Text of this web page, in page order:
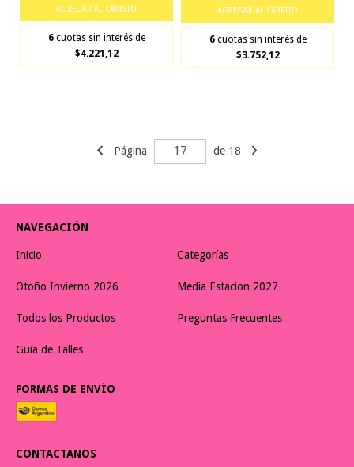
AGREGAR AL CARRITO
6 cuotas sin interés de
$4.221,12
AGREGAR AL CARRITO
6 cuotas sin interés de
$3.752,12
Página de 18
NAVEGACIÓN
Inicio Categorías
Otoño Invierno 2026 Media Estacion 2027
Todos los Productos Preguntas Frecuentes
Guía de Talles
FORMAS DE ENVÍO
CONTACTANOS